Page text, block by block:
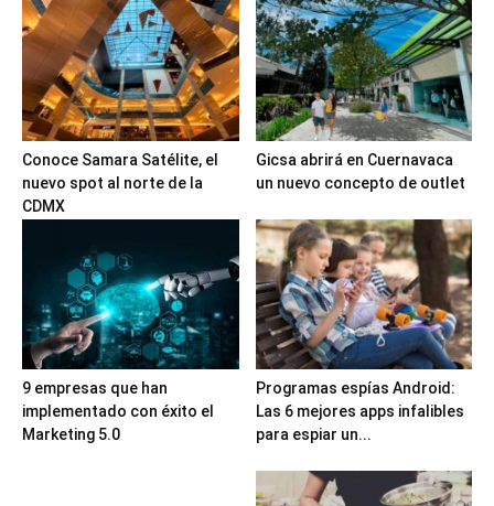
Conoce Samara Satélite, el
nuevo spot al norte de la
CDMX
Gicsa abrirá en Cuernavaca
un nuevo concepto de outlet
9 empresas que han
implementado con éxito el
Marketing 5.0
Programas espías Android:
Las 6 mejores apps infalibles
para espiar un...